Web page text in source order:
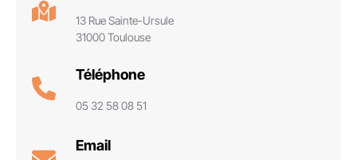
13 Rue Sainte-Ursule
31000 Toulouse
Téléphone
05 32 58 08 51
Email